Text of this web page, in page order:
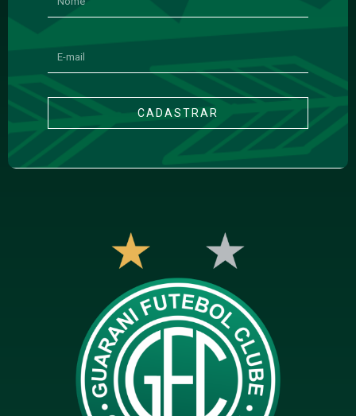
CADASTRAR